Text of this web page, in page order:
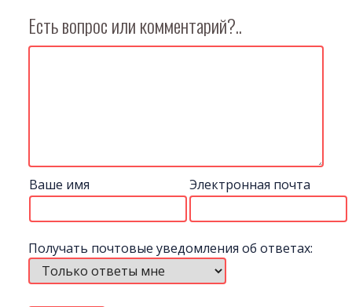
Есть вопрос или комментарий?..
Ваше имя Электронная почта
Получать почтовые уведомления об ответах: